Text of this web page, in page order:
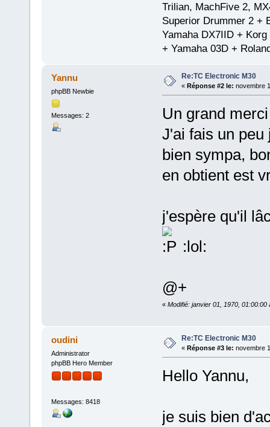
Trilian, MachFive 2,
Superior Drummer 2 +
Yamaha DX7IID +
+ Yamaha 03D +
Yannu
phpBB Newbie
Messages: 2
Re:TC Electronic M30
« Réponse #2 le: novembre
Un grand
J'ai fais un peu
bien sympa,
en obtient est
j'espère qu'il
:lol:
@+
« Modifié: janvier 01, 1970, 01:00:00
oudini
Administrator
phpBB Hero Member
Messages: 8418
Re:TC Electronic M30
« Réponse #3 le: novembre
Hello Yannu,
je suis bien